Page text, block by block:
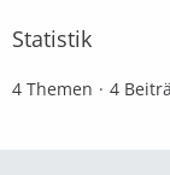
Statistik
4 Themen 4